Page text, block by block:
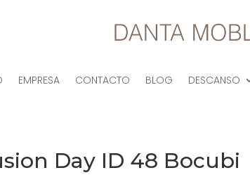
EMPRESA CONTACTO BLOG DESCANSO
Day ID 48 Bocubi